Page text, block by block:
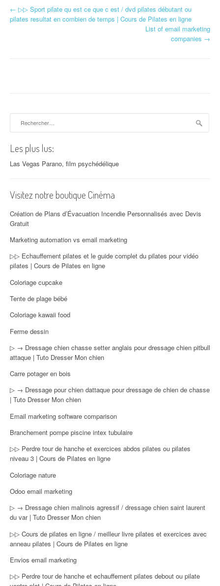
Navigation d'article
← ▷▷ Sport pilate qu est ce que c est / dvd pilates débutant ou
pilates resultat en combien de temps | Cours de Pilates en ligne
List of email marketing
companies →
Les plus lus:
Las Vegas Parano, film psychédélique
Visitez notre boutique Cinéma
Création de Plans d’Évacuation Incendie Personnalisés avec Devis
Gratuit
Marketing automation vs email marketing
▷▷ Echauffement pilates et le guide complet du pilates pour vidéo
pilates | Cours de Pilates en ligne
Coloriage cupcake
Tente de plage bébé
Coloriage kawaii food
Ferme dessin
▷ → Dressage chien chasse setter anglais pour dressage chien pitbull
attaque | Tuto Dresser Mon chien
Carre potager en bois
▷ → Dressage pour chien dattaque pour dressage de chien de chasse
| Tuto Dresser Mon chien
Email marketing software comparison
Branchement pompe piscine intex tubulaire
▷▷ Perdre tour de hanche et exercices abdos pilates ou pilates
niveau 3 | Cours de Pilates en ligne
Coloriage nature
Odoo email marketing
▷ → Dressage chien malinois agressif / dressage chien saint laurent
du var | Tuto Dresser Mon chien
▷▷ Cours de pilates en ligne / meilleur livre pilates et exercices avec
anneau pilates | Cours de Pilates en ligne
Envios email marketing
▷▷ Perdre tour de hanche et echauffement pilates debout ou pilate